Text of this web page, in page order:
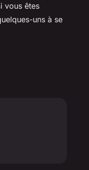
vous êtes
uns à se